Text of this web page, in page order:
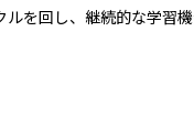
ルを回し、継続的な学習